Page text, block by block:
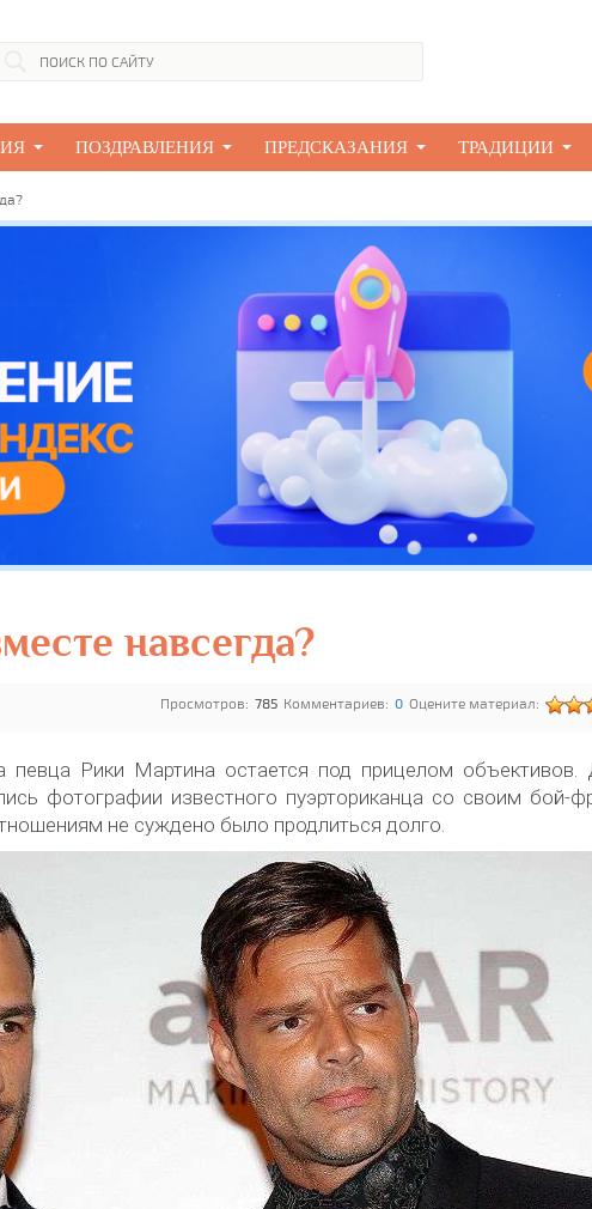
ПОЗДРАВЛЕНИЯ ПРЕДСКАЗАНИЯ ТРАДИЦИИ
навсегда?
Просмотров: 785 Комментариев: 0 Оцените материал:
певца Рики Мартина остается под прицелом объективов.
фотографии известного пуэрториканца со своим бой-
не суждено было продлиться долго.